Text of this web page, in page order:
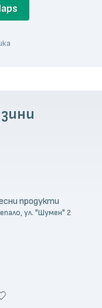
продукти
ул. "Шумен" 2